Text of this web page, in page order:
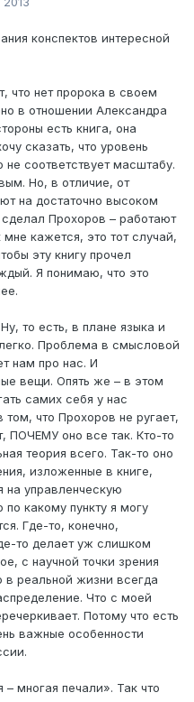
конспектов интересной
что нет пророка в своем
в отношении Александра
есть книга, она
сказать, что уровень
соответствует масштабу.
Но, в отличие, от
на достаточно высоком
Прохоров – работают
кажется, это тот случай,
эту книгу прочел
Я понимаю, что это
то есть, в плане языка и
Проблема в смысловой
нам про нас. И
вещи. Опять же – в этом
самих себя у нас
что Прохоров не ругает,
ПОЧЕМУ оно все так. Кто-то
теория всего. Так-то оно
изложенные в книге,
управленческую
какому пункту я могу
Где-то, конечно,
то делает уж слишком
с научной точки зрения
в реальной жизни всегда
Что с моей
Потому что есть
важные особенности
многая печали». Так что